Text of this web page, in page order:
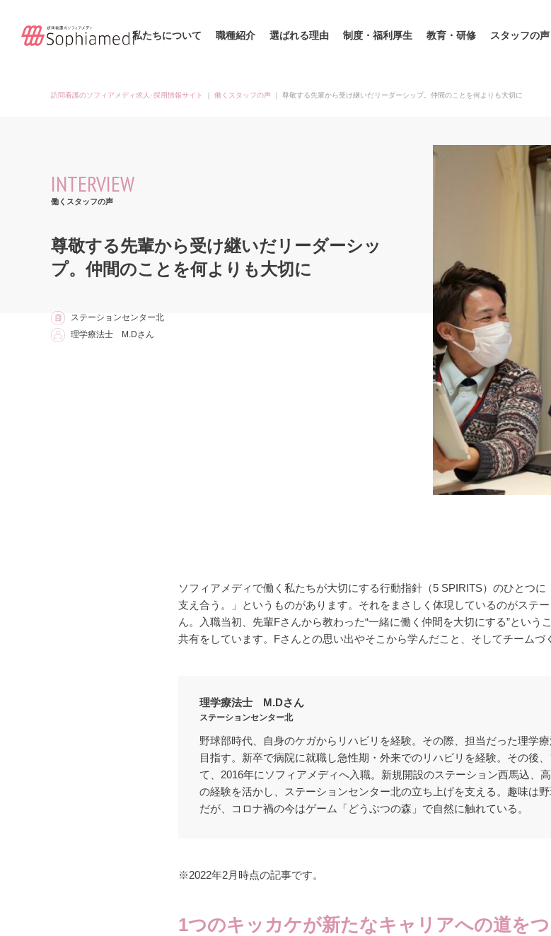
私たちについて 職種紹介 選ばれる理由 制度・福利厚生 教育・研修 スタッフの声
訪問看護のソフィアメディ求人･採用情報サイト 働くスタッフの声 尊敬する先輩から受け継いだリーダーシップ。仲間のことを何よりも大切に
INTERVIEW
働くスタッフの声
尊敬する先輩から受け継いだリーダーシッ
プ。仲間のことを何よりも大切に
ステーションセンター北
理学療法士 M.Dさん
ソフィアメディで働く私たちが大切にする行動指針（5 SPIRITS）のひとつ
支え合う。」というものがあります。それをまさしく体現しているのがステ
ん。入職当初、先輩Fさんから教わった“一緒に働く仲間を大切にする”とい
共有をしています。Fさんとの思い出やそこから学んだこと、そしてチームづ
理学療法士 M.Dさん
ステーションセンター北
野球部時代、自身のケガからリハビリを経験。その際、担当だった理学
目指す。新卒で病院に就職し急性期・外来でのリハビリを経験。その後
て、2016年にソフィアメディへ入職。新規開設のステーション西馬込、
の経験を活かし、ステーションセンター北の立ち上げを支える。趣味は
だが、コロナ禍の今はゲーム「どうぶつの森」で自然に触れている。
※2022年2月時点の記事です。
1つのキッカケが新たなキャリアへの道を